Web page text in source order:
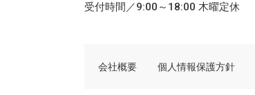
受付時間／9:00～18:00 木曜定休
会社概要 個人情報保護方針